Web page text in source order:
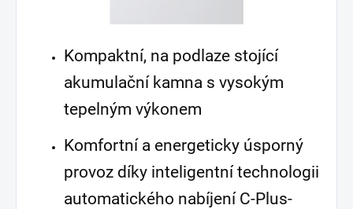
Kompaktní, na podlaze stojící
akumulační kamna s vysokým
tepelným výkonem
Komfortní a energeticky úsporný
provoz díky inteligentní technologii
automatického nabíjení C-Plus-